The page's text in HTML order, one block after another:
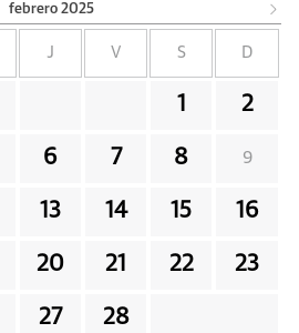
febrero 2025
J V S D
1 2
6 7 8 9
13 14 15 16
20 21 22 23
27 28